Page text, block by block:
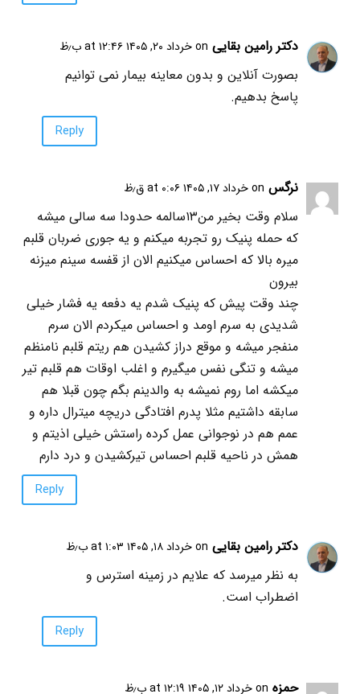
دکتر رامین بقایی on خرداد ۲۰, ۱۴۰۵ at ۱۲:۴۶ ب٫ظ
بصورت آنلاین و بدون معاینه بیمار نمی توانیم
پاسخ بدهیم.
Reply
نرگس on خرداد ۱۷, ۱۴۰۵ at ۰:۰۶ ق٫ظ
سلام وقت بخیر من۱۳سالمه حدودا سه سالی میشه
که حمله پنیک رو تجربه میکنم و یه جوری ضربان قلبم
میره بالا که احساس میکنیم الان از قفسه سینم میزنه
بیرون
چند وقت پیش که پنیک شدم یه دفعه یه فشار خیلی
شدیدی به سرم اومد و احساس میکردم الان سرم
منفجر میشه و موقع دراز کشیدن هم ریتم قلبم نامنظم
میشه و تنگی نفس میگیرم و اغلب اوقات هم قلبم تیر
میکشه اما روم نمیشه به والدینم بگم چون قبلا هم
سابقه داشتیم مثلا پدرم افتادگی دریچه میترال داره و
عمم هم در نوجوانی عمل کرده راستش خیلی اذیتم و
همش در ناحیه قلبم احساس تیرکشیدن و درد دارم
Reply
دکتر رامین بقایی on خرداد ۱۸, ۱۴۰۵ at ۱:۰۳ ب٫ظ
به نظر میرسد که علایم در زمینه استرس و
اضطراب است.
Reply
حمزه on خرداد ۱۲, ۱۴۰۵ at ۱۲:۱۹ ب٫ظ